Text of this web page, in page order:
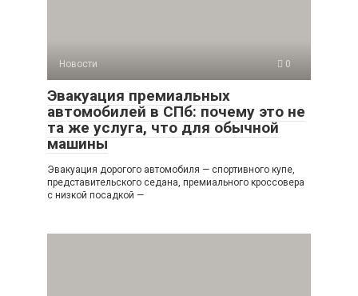
Новости 0
Эвакуация премиальных
автомобилей в СПб: почему это не
та же услуга, что для обычной
машины
Эвакуация дорогого автомобиля — спортивного купе,
представительского седана, премиального кроссовера
с низкой посадкой —